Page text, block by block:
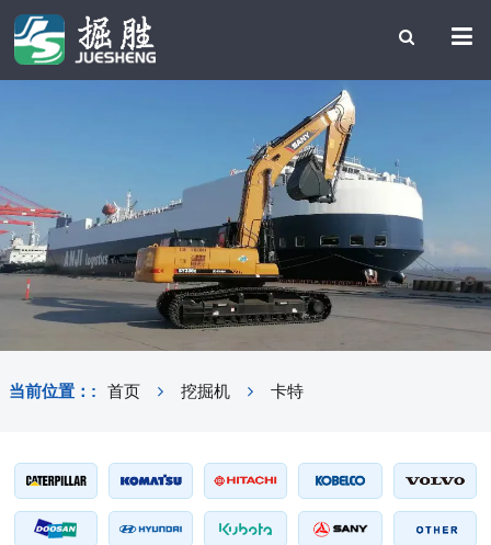
当前位置：: 首页 挖掘机 卡特